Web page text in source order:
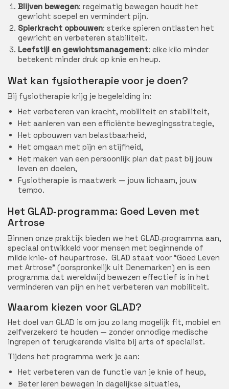
Blijven bewegen: regelmatig bewegen houdt het
gewricht soepel en vermindert pijn.
Spierkracht opbouwen: sterke spieren ontlasten het
gewricht en verbeteren stabiliteit.
Leefstijl en gewichtsmanagement: elke kilo minder
betekent minder druk op knie en heup.
Wat kan fysiotherapie voor je doen?
Bij fysiotherapie krijg je begeleiding in:
Het verbeteren van kracht, mobiliteit en stabiliteit,
Het aanleren van een efficiënte bewegingsstrategie,
Het opbouwen van belastbaarheid,
Het omgaan met pijn en stijfheid,
Het maken van een persoonlijk plan dat past bij jouw
leven en doelen,
Fysiotherapie is maatwerk — jouw lichaam, jouw
tempo.
Het GLAD‑programma: Goed Leven met
Artrose
Binnen onze praktijk bieden we het GLAD‑programma aan,
speciaal ontwikkeld voor mensen met beginnende of
milde knie‑ of heupartrose. GLAD staat voor “Goed Leven
met Artrose” (oorspronkelijk uit Denemarken) en is een
programma dat wereldwijd bewezen effectief is in het
verminderen van pijn en het verbeteren van mobiliteit.
Waarom kiezen voor GLAD?
Het doel van GLAD is om jou zo lang mogelijk fit, mobiel en
zelfverzekerd te houden — zonder onnodige medische
ingrepen of terugkerende visite bij arts of specialist.
Tijdens het programma werk je aan:
Het verbeteren van de functie van je knie of heup,
Beter leren bewegen in dagelijkse situaties,